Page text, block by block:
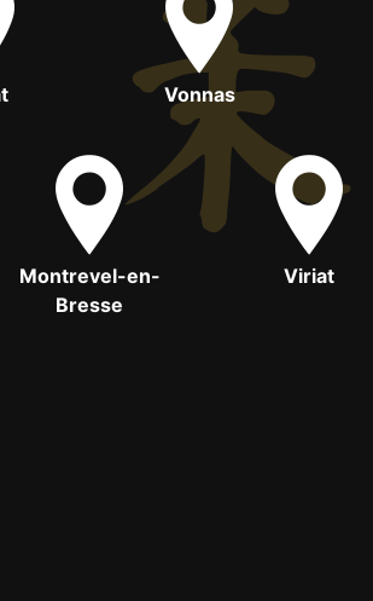
Vonnas
Montrevel-en-
Bresse
Viriat